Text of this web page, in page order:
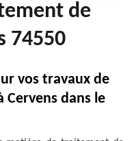
de
74550
vos travaux de
dans le